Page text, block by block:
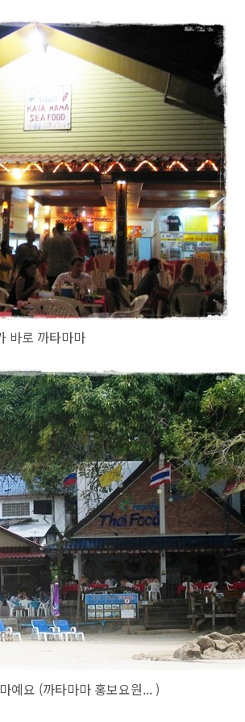
바로 까타마마
예요 (까타마마 홍보요원... )